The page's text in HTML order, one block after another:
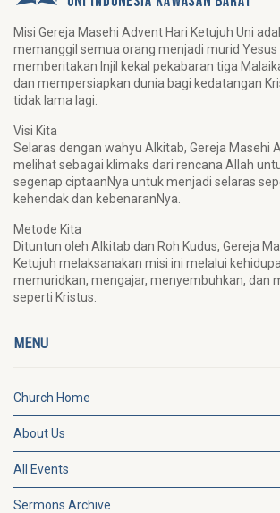
Misi Gereja Masehi Advent Hari Ketujuh Uni
memanggil semua orang menjadi murid Yesus
memberitakan Injil kekal pekabaran tiga
dan mempersiapkan dunia bagi kedatangan
tidak lama lagi.
Visi Kita
Selaras dengan wahyu Alkitab, Gereja Masehi
melihat sebagai klimaks dari rencana Allah
segenap ciptaanNya untuk menjadi selaras
kehendak dan kebenaranNya.
Metode Kita
Dituntun oleh Alkitab dan Roh Kudus, Gereja
Ketujuh melaksanakan misi ini melalui
memuridkan, mengajar, menyembuhkan, dan
seperti Kristus.
MENU
Church Home
About Us
All Events
Sermons Archive